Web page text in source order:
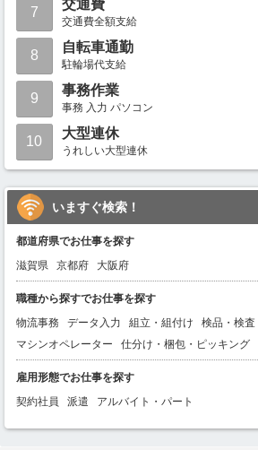
7
交通費
交通費全額支給
8
自転車通勤
駐輪場代支給
9
事務作業
事務 入力 パソコン
10
大型連休
うれしい大型連休
いますぐ検索！
都道府県でお仕事を探す
滋賀県
京都府 大阪府
職種から探すでお仕事を探す
物流事務
データ入力 組立・組付け
検品・検査
マシンオペレーター
仕分け・梱包・ピッキング
雇用形態でお仕事を探す
契約社員
派遣 アルバイト・パート